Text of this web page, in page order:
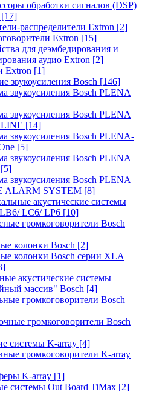
обработки сигналов (DSP)
[17]
распределители Extron [2]
Extron [15]
для деэмбедирования и
аудио Extron [2]
Extron [1]
звукоусиления Bosch [146]
звукоусиления Bosch PLENA
звукоусиления Bosch PLENA
[14]
звукоусиления Bosch PLENA-
[5]
звукоусиления Bosch PLENA
[5]
звукоусиления Bosch PLENA
ALARM SYSTEM [8]
акустические системы
LC6/ LP6 [10]
громкоговорители Bosch
колонки Bosch [2]
колонки Bosch серии XLA
акустические системы
массив" Bosch [4]
громкоговорители Bosch
громкоговорители Bosch
системы K-array [4]
громкоговорители K-array
K-array [1]
системы Out Board TiMax [2]